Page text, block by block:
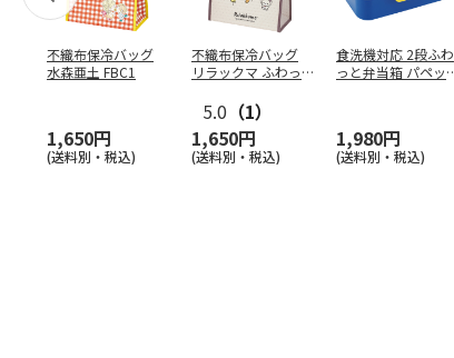
不織布保冷バッグ
水森亜土 FBC1
1,650円
(送料別・税込)
不織布保冷バッグ
リラックマ ふわっ
5.0 （1）
1,650円
(送料別・税込)
食洗機対応 2段ふわ
っと弁当箱 パペッ
1,980円
(送料別・税込)